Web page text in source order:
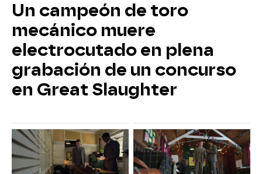
Un campeón de toro
mecánico muere
electrocutado en plena
grabación de un concurso
en Great Slaughter